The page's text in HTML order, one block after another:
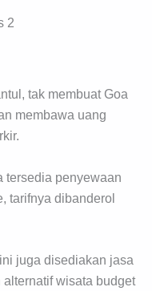
tak membuat Goa
membawa uang
tersedia penyewaan
tarifnya dibanderol
juga disediakan jasa
wisata budget